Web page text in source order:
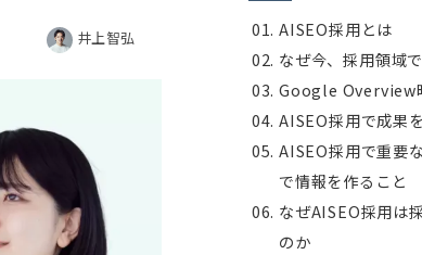
井上智弘
AISEO採用とは
なぜ今、採用領域
Google Overview
AISEO採用で成果
AISEO採用で重要
で情報を作ること
なぜAISEO採用は
のか